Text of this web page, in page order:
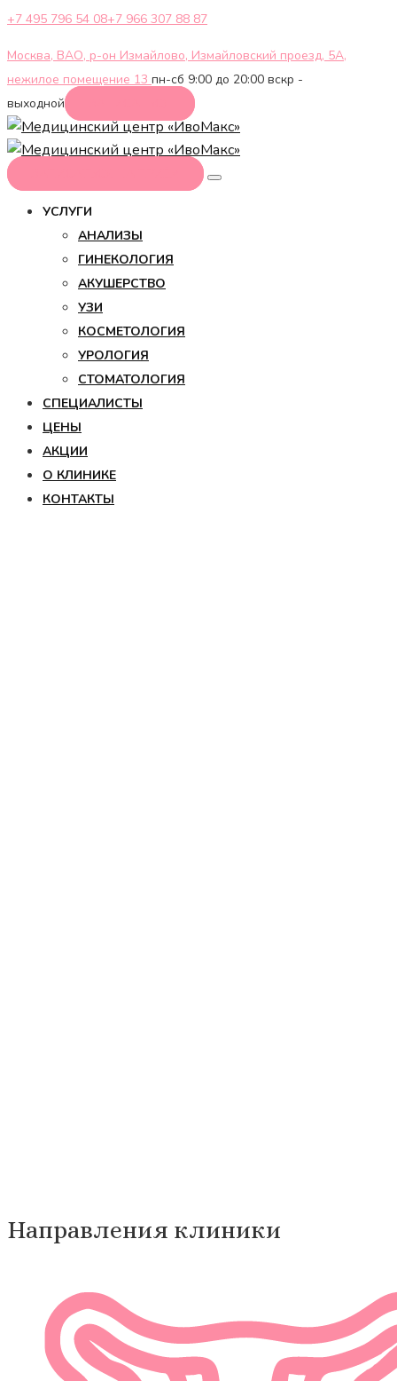
+7 495 796 54 08+7 966 307 88 87
Москва, ВАО, р-он Измайлово, Измайловский проезд, 5А,
нежилое помещение 13 пн-сб 9:00 до 20:00 вскр -
выходной
УСЛУГИ
АНАЛИЗЫ
ГИНЕКОЛОГИЯ
АКУШЕРСТВО
УЗИ
КОСМЕТОЛОГИЯ
УРОЛОГИЯ
СТОМАТОЛОГИЯ
СПЕЦИАЛИСТЫ
ЦЕНЫ
АКЦИИ
О КЛИНИКЕ
КОНТАКТЫ
Направления клиники